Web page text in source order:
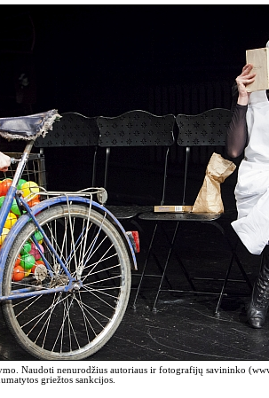
Naudoti nenurodžius autoriaus ir fotografijų savininko
griežtos sankcijos.